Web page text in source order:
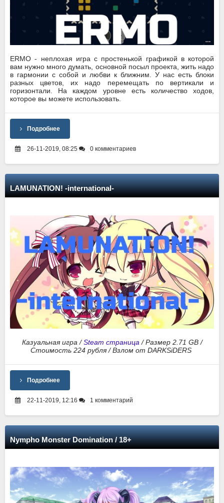
ERMO - неплохая игра с простенькой графикой в которой
вам нужно много думать, основной посыл проекта, жить надо
в гармонии с собой и любви к ближним. У нас есть блоки
разных цветов, их надо перемещать по вертикали и
горизонтали. На каждом уровне есть количество ходов,
которое вы можете использовать.
Подробнее
26-11-2019, 08:25 0 комментариев
LAMUNATION! -international-
Казуальная игра /Steam страница / Размер 2.71 GB /
Стоимость 224 рубля / Взлом от DARKSiDERS
Подробнее
22-11-2019, 12:16 1 комментарий
Nympho Monster Domination / 18+